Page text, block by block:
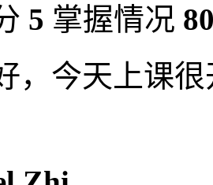
5 掌握情况
，今天上课很